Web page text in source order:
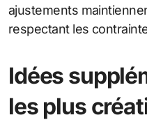
ajustements
respectant les
Idées
les plus